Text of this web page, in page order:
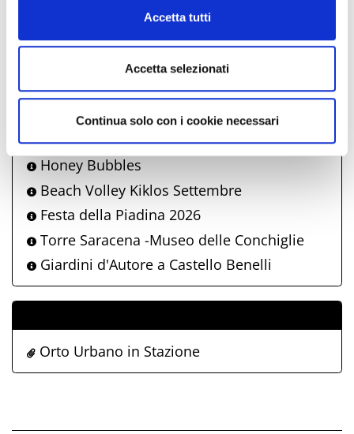
Accetta tutti
Accetta selezionati
Continua solo con i cookie necessari
Il Gusto del Porto
Estate in musica
Piazza Meraviglia
I Suoni del Sole
Campionato italiano beach volley
Honey Bubbles
Beach Volley Kiklos Settembre
Festa della Piadina 2026
Torre Saracena -Museo delle Conchiglie
Giardini d'Autore a Castello Benelli
Orto Urbano in Stazione